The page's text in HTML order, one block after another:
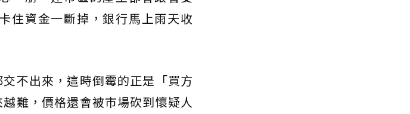
住資金一斷掉，銀行馬上雨天收
不出來，這時倒霉的正是「買方
難，價格還會被市場砍到懷疑人